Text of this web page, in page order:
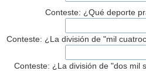
Conteste: ¿Qué deporte
Conteste: ¿La división de "mil
Conteste: ¿La división de "dos mil